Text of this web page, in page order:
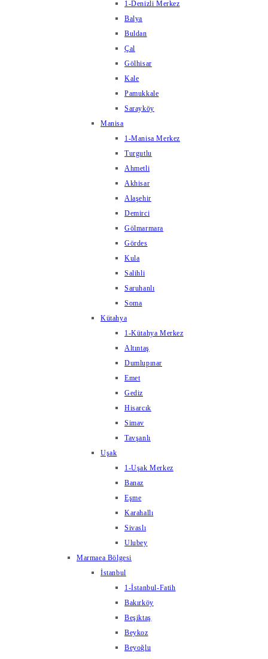
1-Denizli Merkez
Balya
Buldan
Çal
Gölhisar
Kale
Pamukkale
Sarayköy
Manisa
1-Manisa Merkez
Turgutlu
Ahmetli
Akhisar
Alaşehir
Demirci
Gölmarmara
Gördes
Kula
Salihli
Saruhanlı
Soma
Kütahya
1-Kütahya Merkez
Altıntaş
Dumlupınar
Emet
Gediz
Hisarcık
Simav
Tavşanlı
Uşak
1-Uşak Merkez
Banaz
Eşme
Karahallı
Sivaslı
Ulubey
Marmaea Bölgesi
İstanbul
1-İstanbul-Fatih
Bakırköy
Beşiktaş
Beykoz
Beyoğlu